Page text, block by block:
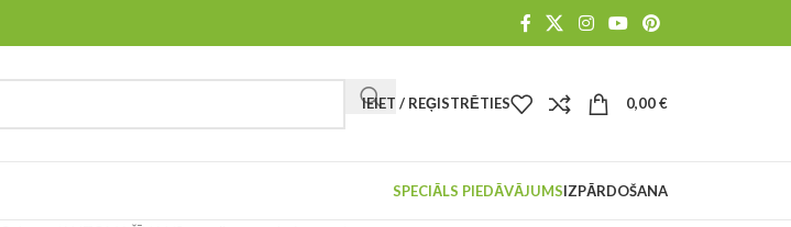
IEIET / REĢISTRĒTIES 0,00€
SPECIĀLS PIEDĀVĀJUMSIZPĀRDOŠANA